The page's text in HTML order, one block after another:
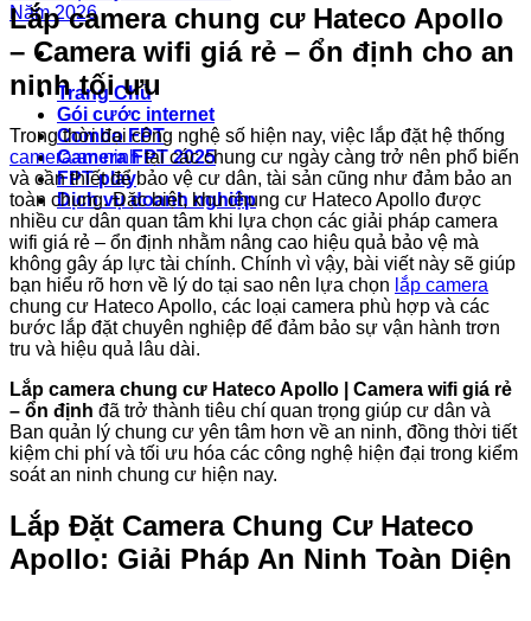
Trang Chủ
Gói cước internet
Combo FPT
Camera FPT 2025
FPT play
Dịch vụ doanh nghiệp
Lắp camera chung cư Hateco Apollo
– Camera wifi giá rẻ – ổn định cho an
ninh tối ưu
Trong thời đại công nghệ số hiện nay, việc lắp đặt hệ thống
camera an ninhtại các chung cư ngày càng trở nên phổ biến
và cần thiết để bảo vệ cư dân, tài sản cũng như đảm bảo an
toàn chung. Đặc biệt, khu chung cư Hateco Apollo được
nhiều cư dân quan tâm khi lựa chọn các giải pháp camera
wifi giá rẻ – ổn định nhằm nâng cao hiệu quả bảo vệ mà
không gây áp lực tài chính. Chính vì vậy, bài viết này sẽ giúp
bạn hiểu rõ hơn về lý do tại sao nên lựa chọn lắp camera
chung cư Hateco Apollo, các loại camera phù hợp và các
bước lắp đặt chuyên nghiệp để đảm bảo sự vận hành trơn
tru và hiệu quả lâu dài.
Lắp camera chung cư Hateco Apollo | Camera wifi giá rẻ
– ổn định đã trở thành tiêu chí quan trọng giúp cư dân và
Ban quản lý chung cư yên tâm hơn về an ninh, đồng thời tiết
kiệm chi phí và tối ưu hóa các công nghệ hiện đại trong kiểm
soát an ninh chung cư hiện nay.
Lắp Đặt Camera Chung Cư Hateco
Apollo: Giải Pháp An Ninh Toàn Diện